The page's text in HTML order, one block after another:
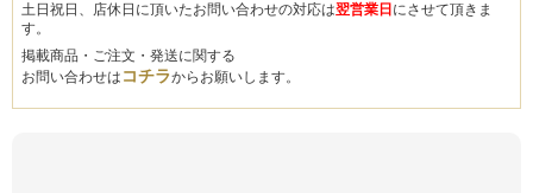
土日祝日、店休日に頂いたお問い合わせの対応は翌営業日 にさせて頂きま
す。
掲載商品・ご注文・発送に関する
お問い合わせは コチラからお願いします。